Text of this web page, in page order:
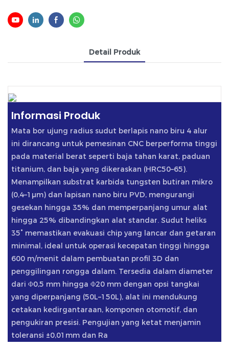
Detail Produk
Informasi Produk
Mata bor ujung radius sudut berlapis nano biru 4 alur
ini dirancang untuk pemesinan CNC berperforma tinggi
pada material berat seperti baja tahan karat, paduan
titanium, dan baja yang dikeraskan (HRC50–65).
Menampilkan substrat karbida tungsten butiran mikro
(0,4–1μm) dan lapisan nano biru PVD, mengurangi
gesekan hingga 35% dan memperpanjang umur alat
hingga 25% dibandingkan alat standar. Sudut heliks
35° memastikan evakuasi chip yang lancar dan getaran
minimal, ideal untuk operasi kecepatan tinggi hingga
600 m/menit dalam pembuatan profil 3D dan
penggilingan rongga dalam. Tersedia dalam diameter
dari Φ0,5 mm hingga Φ20 mm dengan opsi tangkai
yang diperpanjang (50L–150L), alat ini mendukung
cetakan kedirgantaraan, komponen otomotif, dan
pengukiran presisi. Pengujian yang ketat menjamin
toleransi ±0,01mm dan Ra